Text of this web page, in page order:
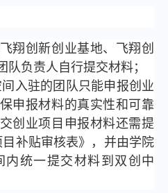
翔创新创业基地、飞翔创
负责人自行提交材料；
间入驻的团队只能申报创业
申报材料的真实性和可靠
创业项目申报材料还需提
补贴审核表》，并由学院
内统一提交材料到双创中